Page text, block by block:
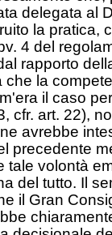
delegata al
la pratica,
4 del
rapporto
che la
il caso
cfr. art. 22),
avrebbe
precedente
tale volontà
del tutto. Il
il Gran